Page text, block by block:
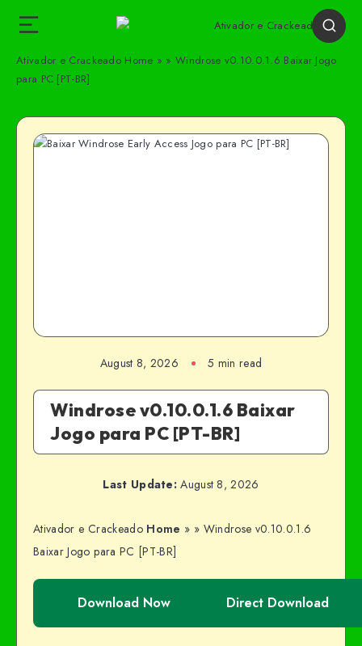
Ativador e Crackeado Home » »Windrose v0.10.0.1.6 Baixar Jogo
para PC [PT-BR]
August 8, 2026 5 min read
Windrose v0.10.0.1.6 Baixar
Jogo para PC [PT-BR]
Last Update: August 8, 2026
Ativador e Crackeado Home » » Windrose v0.10.0.1.6
Baixar Jogo para PC [PT-BR]
Download Now Direct Download